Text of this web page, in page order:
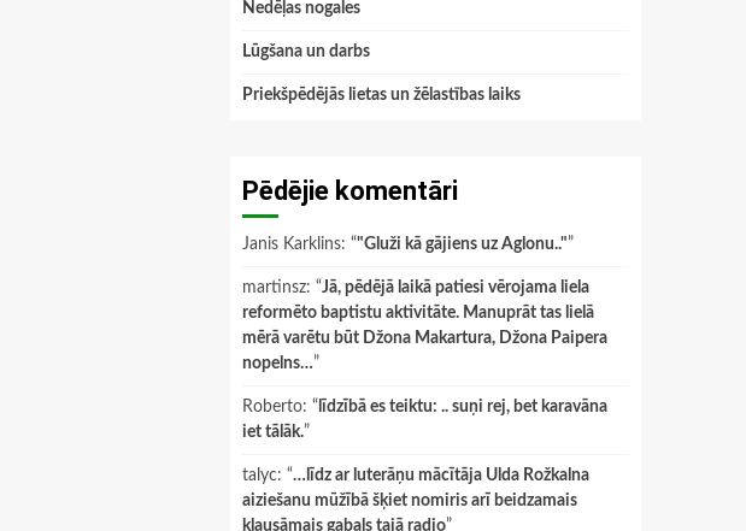
Nedēļas nogales
Lūgšana un darbs
Priekšpēdējās lietas un žēlastības laiks
Pēdējie komentāri
Janis Karklins: “"Gluži kā gājiens uz Aglonu.."”
martinsz: “Jā, pēdējā laikā patiesi vērojama liela
reformēto baptistu aktivitāte. Manuprāt tas lielā
mērā varētu būt Džona Makartura, Džona Paipera
nopelns…”
Roberto: “ līdzībā es teiktu: .. suņi rej, bet karavāna
iet tālāk.”
talyc: “…līdz ar luterāņu mācītāja Ulda Rožkalna
aiziešanu mūžībā šķiet nomiris arī beidzamais
klausāmais gabals tajā radio”